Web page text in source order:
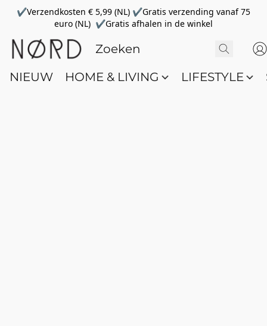
✔Verzendkosten € 5,99 (NL) ✔Gratis verzending vanaf 75
euro (NL) ✔Gratis afhalen in de winkel
NIEUW HOME & LIVING LIFESTYLE